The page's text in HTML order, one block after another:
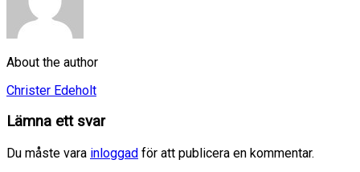
About the author
Christer Edeholt
Lämna ett svar
Du måste vara inloggad för att publicera en kommentar.